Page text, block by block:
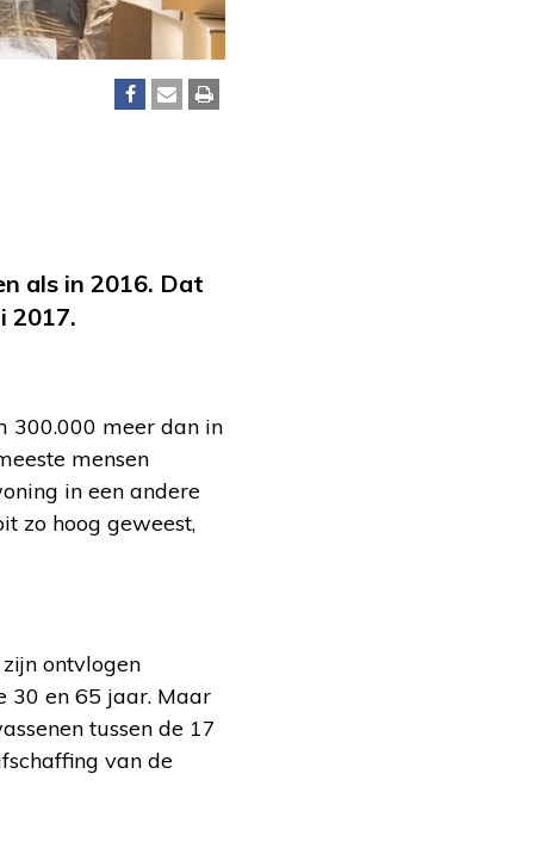
als in 2016. Dat
2017.
300.000 meer dan in
mensen
in een andere
zo hoog geweest,
ontvlogen
30 en 65 jaar. Maar
tussen de 17
van de